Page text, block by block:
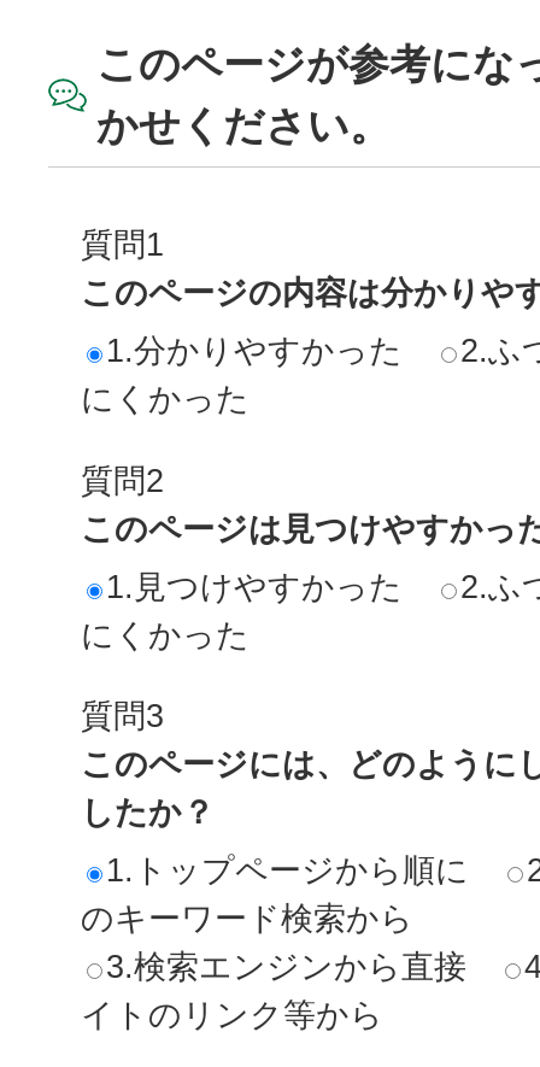
このページが参考にな
かせください。
質問1
このページの内容は分かりや
1.分かりやすかった
2.ふ
にくかった
質問2
このページは見つけやすかっ
1.見つけやすかった
2.ふ
にくかった
質問3
このページには、どのように
したか？
1.トップページから順に
のキーワード検索から
3.検索エンジンから直接
イトのリンク等から